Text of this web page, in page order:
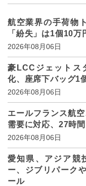
航空業界の手荷物
「紛失」は1個10
2026年08月06日
豪LCCジェットス
化、座席下バッグ1
2026年08月06日
エールフランス航
需要に対応、27時
2026年08月06日
愛知県、アジア競
ー、ジブリパーク
ール